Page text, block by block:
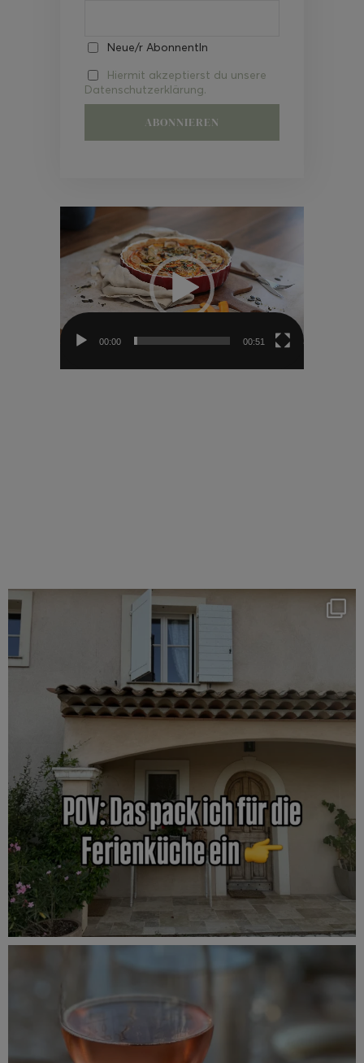
Neue/r AbonnentIn
Hiermit akzeptierst du unsere
Datenschutzerklärung.
Video-
00:00 00:51